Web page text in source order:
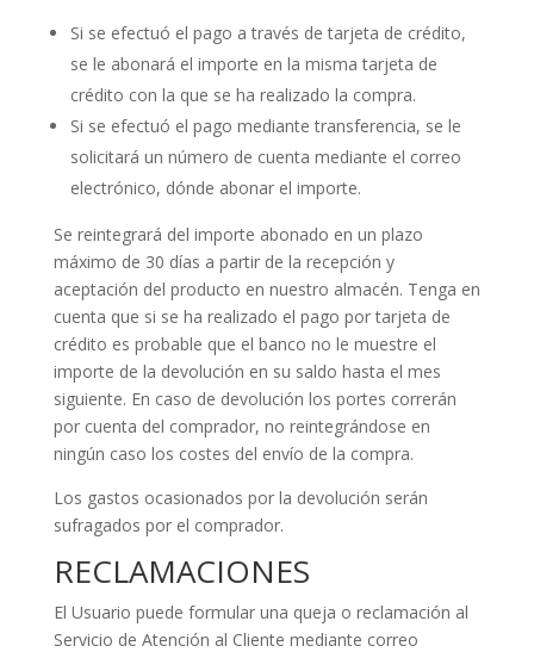
Si se efectuó el pago a través de tarjeta de crédito,
se le abonará el importe en la misma tarjeta de
crédito con la que se ha realizado la compra.
Si se efectuó el pago mediante transferencia, se le
solicitará un número de cuenta mediante el correo
electrónico, dónde abonar el importe.
Se reintegrará del importe abonado en un plazo
máximo de 30 días a partir de la recepción y
aceptación del producto en nuestro almacén. Tenga en
cuenta que si se ha realizado el pago por tarjeta de
crédito es probable que el banco no le muestre el
importe de la devolución en su saldo hasta el mes
siguiente. En caso de devolución los portes correrán
por cuenta del comprador, no reintegrándose en
ningún caso los costes del envío de la compra.
Los gastos ocasionados por la devolución serán
sufragados por el comprador.
RECLAMACIONES
El Usuario puede formular una queja o reclamación al
Servicio de Atención al Cliente mediante correo